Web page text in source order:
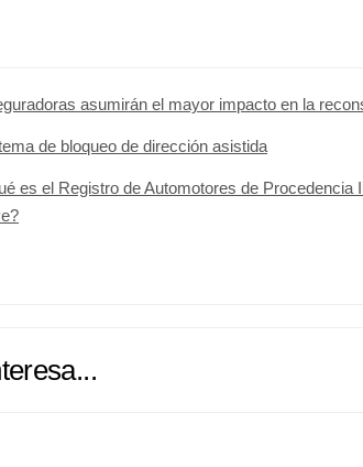
asumirán el mayor impacto en la
de bloqueo de dirección asistida
es el Registro de Automotores de Procedencia